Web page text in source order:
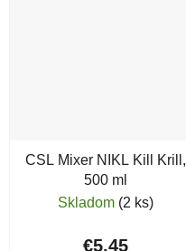
CSL Mixer NIKL Kill Krill,
500 ml
Skladom (2 ks)
€5,45